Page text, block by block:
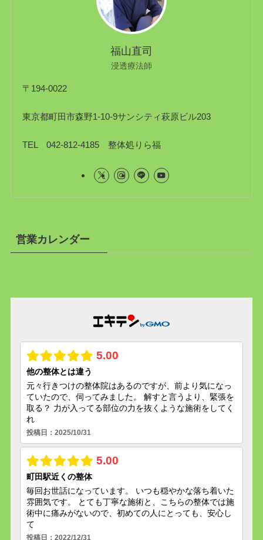
福山直司
浸透療法師
〒194-0022
東京都町田市森野1-10-9サンシティ萩原ビル203
TEL 042-812-4185 整体処りら福
営業カレンダー